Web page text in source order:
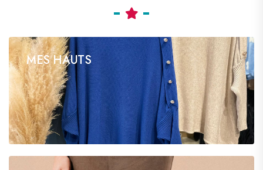
MES HAUTS
69 products